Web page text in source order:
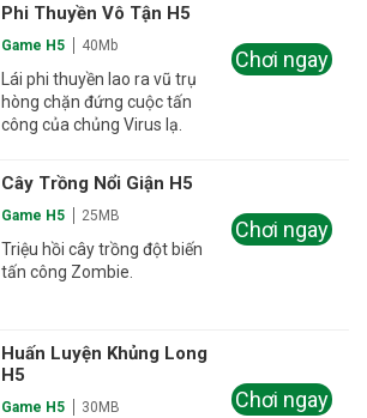
Phi Thuyền Vô Tận H5
Game H5 40Mb
Lái phi thuyền lao ra vũ trụ
hòng chặn đứng cuộc tấn
công của chủng Virus lạ.
Chơi ngay
Cây Trồng Nổi Giận H5
Game H5 25MB
Triệu hồi cây trồng đột biến
tấn công Zombie.
Chơi ngay
Huấn Luyện Khủng Long
H5
Game H5 30MB Chơi ngay